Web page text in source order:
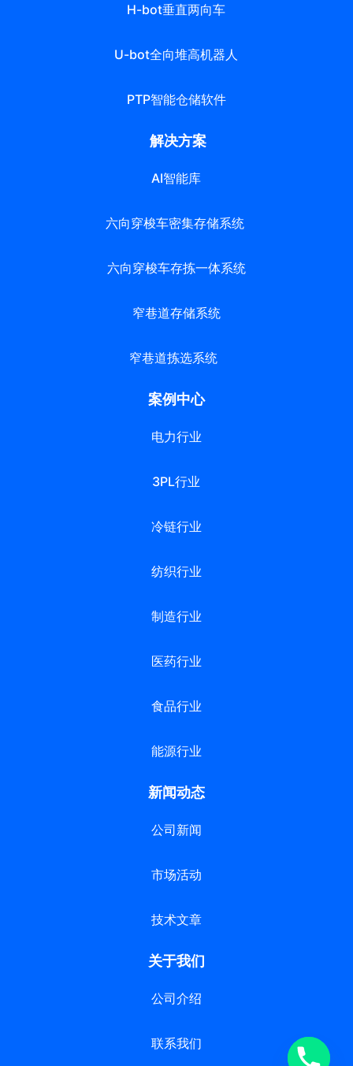
H-bot垂直两向车
U-bot全向堆高机器人
PTP智能仓储软件
解决方案
AI智能库
六向穿梭车密集存储系统
六向穿梭车存拣一体系统
窄巷道存储系统
窄巷道拣选系统
案例中心
电力行业
3PL行业
冷链行业
纺织行业
制造行业
医药行业
食品行业
能源行业
新闻动态
公司新闻
市场活动
技术文章
关于我们
公司介绍
联系我们